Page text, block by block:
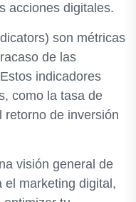
acciones digitales.
son métricas
de las
indicadores
como la tasa de
retorno de inversión
visión general de
el marketing digital,